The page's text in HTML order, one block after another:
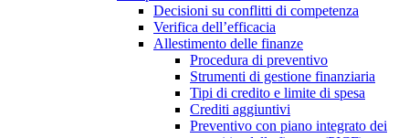
Decisioni su conflitti di competenza
Verifica dell’efficacia
Allestimento delle finanze
Procedura di preventivo
Strumenti di gestione finanziaria
Tipi di credito e limite di spesa
Crediti aggiuntivi
Preventivo con piano integrato dei